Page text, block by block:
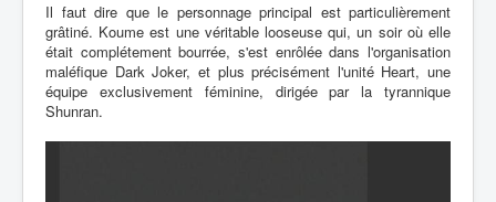
Il faut dire que le personnage principal est particulièrement
grâtiné. Koume est une véritable looseuse qui, un soir où elle
était complétement bourrée, s'est enrôlée dans l'organisation
maléfique Dark Joker, et plus précisément l'unité Heart, une
équipe exclusivement féminine, dirigée par la tyrannique
Shunran.